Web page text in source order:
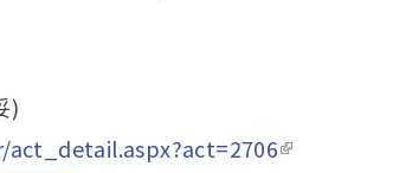
)
(link is